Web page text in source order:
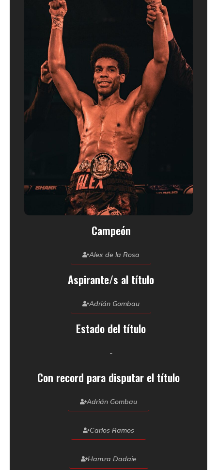
Campeón
Alex de la Rosa
Aspirante/s al título
Adrián Gombau
Estado del título
-
Con record para disputar el título
Adrián Gombau
Carlos Ramos
Hamza Dadaie